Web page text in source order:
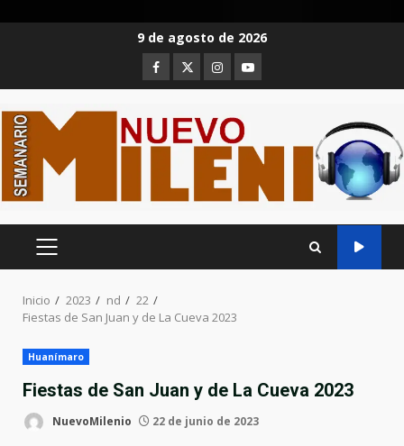
9 de agosto de 2026
Facebook
TwitterInstagram
Youtube
MENÚ
Inicio 2023 nd
22
Fiestas de San Juan y de La Cueva 2023
Huanímaro
Fiestas de San Juan y de La Cueva 2023
NuevoMilenio 22 de junio de 2023